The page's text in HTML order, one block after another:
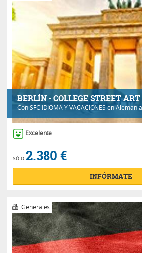
BERLÍN - COLLEGE STREET ART
ConSFC IDIOMA Y VACACIONES en Alemania
Excelente
sólo2.380 €
INFÓRMATE
Generales